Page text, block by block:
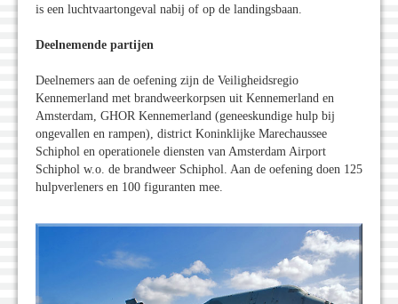
is een luchtvaartongeval nabij of op de landingsbaan.
Deelnemende partijen
Deelnemers aan de oefening zijn de Veiligheidsregio
Kennemerland met brandweerkorpsen uit Kennemerland en
Amsterdam, GHOR Kennemerland (geneeskundige hulp bij
ongevallen en rampen), district Koninklijke Marechaussee
Schiphol en operationele diensten van Amsterdam Airport
Schiphol w.o. de brandweer Schiphol. Aan de oefening doen 125
hulpverleners en 100 figuranten mee.